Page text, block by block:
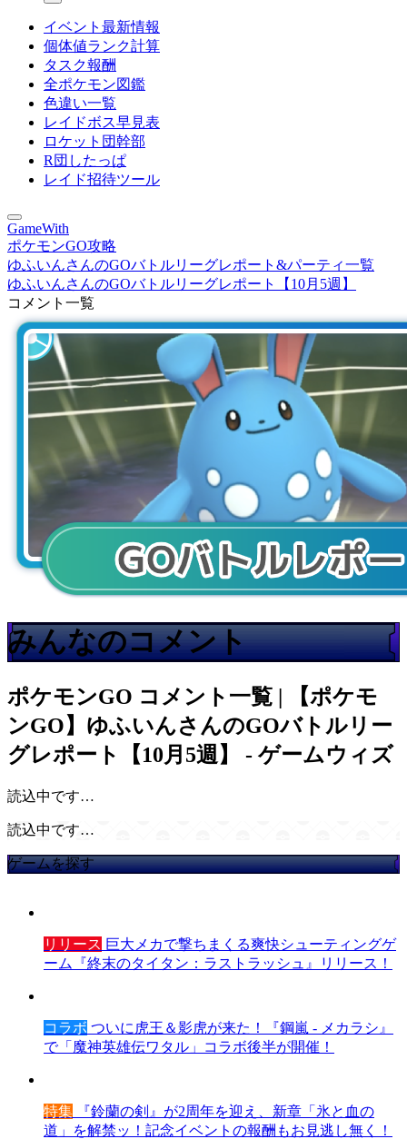
イベント最新情報
個体値ランク計算
タスク報酬
全ポケモン図鑑
色違い一覧
レイドボス早見表
ロケット団幹部
R団したっぱ
レイド招待ツール
GameWith
ポケモンGO攻略
ゆふいんさんのGOバトルリーグレポート&パーティ一覧
ゆふいんさんのGOバトルリーグレポート【10月5週】
コメント一覧
みんなのコメント
ポケモンGO コメント一覧 | 【ポケモ
ンGO】ゆふいんさんのGOバトルリー
グレポート【10月5週】 - ゲームウィズ
読込中です…
読込中です…
ゲームを探す
リリース 巨大メカで撃ちまくる爽快シューティングゲ
ーム『終末のタイタン：ラストラッシュ』リリース！
コラボ ついに虎王＆影虎が来た！『鋼嵐 - メカラシ』
で「魔神英雄伝ワタル」コラボ後半が開催！
特集 『鈴蘭の剣』が2周年を迎え、新章「氷と血の
道」を解禁ッ！記念イベントの報酬もお見逃し無く！